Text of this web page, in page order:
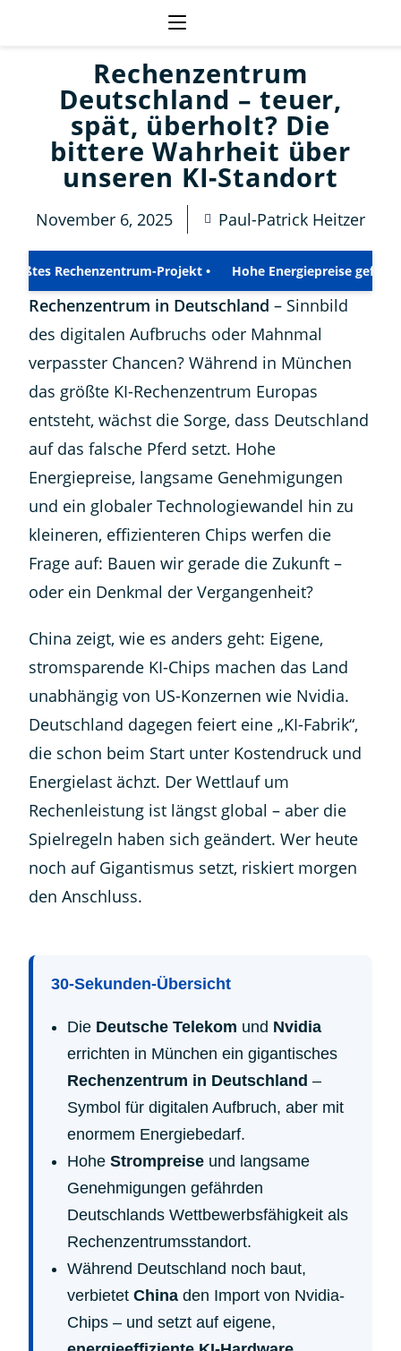
Rechenzentrum
Deutschland – teuer,
spät, überholt? Die
bittere Wahrheit über
unseren KI-Standort
November 6, 2025 Paul-Patrick Heitzer
Projekt • Hohe Energiepreise gefährden
Rechenzentrum in Deutschland – Sinnbild
des digitalen Aufbruchs oder Mahnmal
verpasster Chancen? Während in München
das größte KI-Rechenzentrum Europas
entsteht, wächst die Sorge, dass Deutschland
auf das falsche Pferd setzt. Hohe
Energiepreise, langsame Genehmigungen
und ein globaler Technologiewandel hin zu
kleineren, effizienteren Chips werfen die
Frage auf: Bauen wir gerade die Zukunft –
oder ein Denkmal der Vergangenheit?
China zeigt, wie es anders geht: Eigene,
stromsparende KI-Chips machen das Land
unabhängig von US-Konzernen wie Nvidia.
Deutschland dagegen feiert eine „KI-Fabrik“,
die schon beim Start unter Kostendruck und
Energielast ächzt. Der Wettlauf um
Rechenleistung ist längst global – aber die
Spielregeln haben sich geändert. Wer heute
noch auf Gigantismus setzt, riskiert morgen
den Anschluss.
30-Sekunden-Übersicht
Die Deutsche Telekom und Nvidia
errichten in München ein gigantisches
Rechenzentrum in Deutschland –
Symbol für digitalen Aufbruch, aber mit
enormem Energiebedarf.
HoheStrompreise und langsame
Genehmigungen gefährden
Deutschlands Wettbewerbsfähigkeit als
Rechenzentrumsstandort.
Während Deutschland noch baut,
verbietetChina den Import von Nvidia-
Chips – und setzt auf eigene,